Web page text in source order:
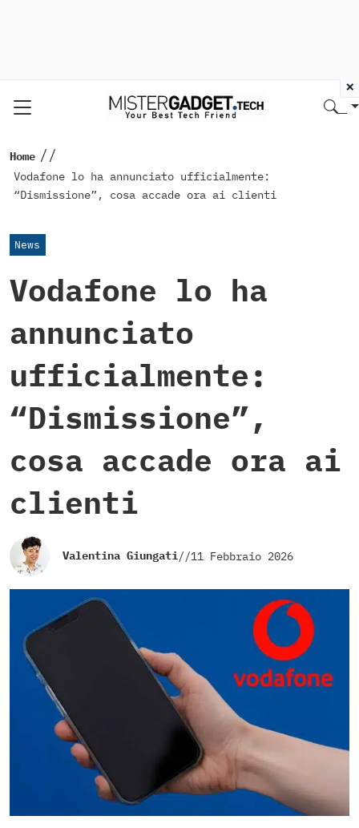
Home //
Vodafone lo ha annunciato ufficialmente:
“Dismissione”, cosa accade ora ai clienti
News
Vodafone lo ha
annunciato
ufficialmente:
“Dismissione”,
cosa accade ora ai
clienti
Valentina Giungati//11 Febbraio 2026
×